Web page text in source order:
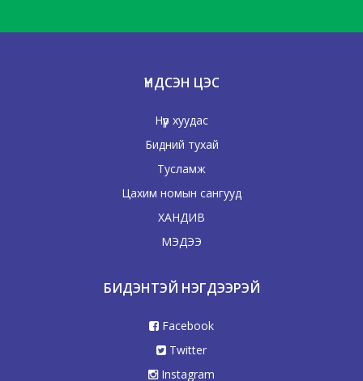
ҮНДСЭН ЦЭС
Нүүр хуудас
Бидний тухай
Тусламж
Цахим номын сангууд
ХАНДИВ
МЭДЭЭ
БИДЭНТЭЙ НЭГДЭЭРЭЙ
Facebook
Twitter
Instagram